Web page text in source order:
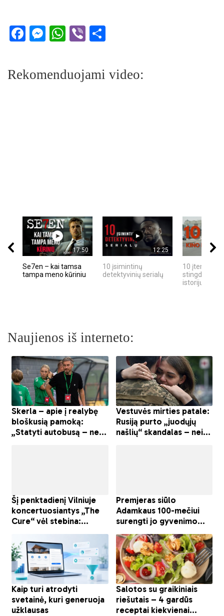
Facebook
Messenger
WhatsApp
Viber
Rekomenduojami video:
17:50
Se7en – kai tamsa
tampa meno kūriniu
12:25
10 įsimintinų
detektyvinių serialų
10 įtemptų,
stingdančių
istorijų
Naujienos iš interneto: